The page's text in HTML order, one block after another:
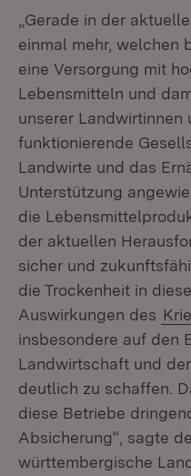
„Gerade in der
einmal mehr, welchen
eine Versorgung mit
Lebensmitteln und
unserer Landwirtinnen
funktionierende
Landwirte und das
Unterstützung
die
der aktuellen
sicher und
die Trockenheit in
Auswirkungen des
insbesondere auf den
Landwirtschaft und
deutlich zu schaffen.
diese Betriebe
Absicherung“, sagte
württembergische